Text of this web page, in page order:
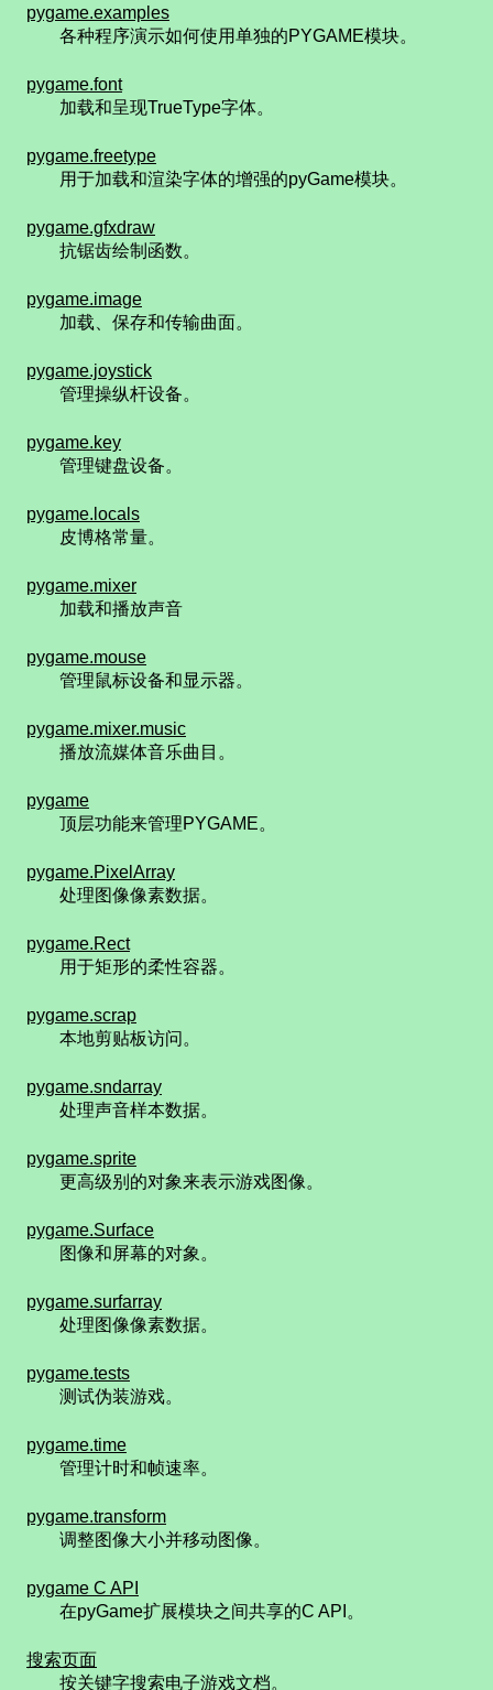
pygame.examples
各种程序演示如何使用单独的PYGAME模块。
pygame.font
加载和呈现TrueType字体。
pygame.freetype
用于加载和渲染字体的增强的pyGame模块。
pygame.gfxdraw
抗锯齿绘制函数。
pygame.image
加载、保存和传输曲面。
pygame.joystick
管理操纵杆设备。
pygame.key
管理键盘设备。
pygame.locals
皮博格常量。
pygame.mixer
加载和播放声音
pygame.mouse
管理鼠标设备和显示器。
pygame.mixer.music
播放流媒体音乐曲目。
pygame
顶层功能来管理PYGAME。
pygame.PixelArray
处理图像像素数据。
pygame.Rect
用于矩形的柔性容器。
pygame.scrap
本地剪贴板访问。
pygame.sndarray
处理声音样本数据。
pygame.sprite
更高级别的对象来表示游戏图像。
pygame.Surface
图像和屏幕的对象。
pygame.surfarray
处理图像像素数据。
pygame.tests
测试伪装游戏。
pygame.time
管理计时和帧速率。
pygame.transform
调整图像大小并移动图像。
pygame C API
在pyGame扩展模块之间共享的C API。
搜索页面
按关键字搜索电子游戏文档。